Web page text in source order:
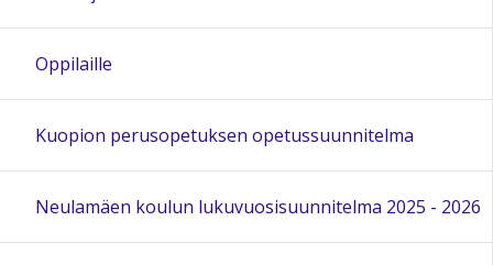
Oppilaille
Kuopion perusopetuksen opetussuunnitelma
Neulamäen koulun lukuvuosisuunnitelma 2025 - 2026